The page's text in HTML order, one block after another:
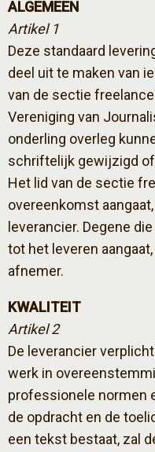
ALGEMEEN
Artikel 1
Deze standaard
deel uit te maken van
van de sectie
Vereniging van
onderling overleg
schriftelijk gewijzigd
Het lid van de sectie
overeenkomst
leverancier. Degene
tot het leveren
afnemer.
KWALITEIT
Artikel 2
De leverancier
werk in
professionele normen
de opdracht en de
een tekst bestaat, zal